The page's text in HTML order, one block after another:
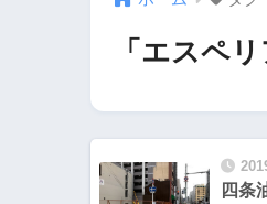
「エスペ
四条